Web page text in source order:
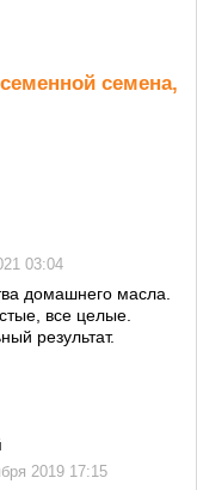
семена,
03:04
домашнего масла.
все целые.
результат.
2019 17:15